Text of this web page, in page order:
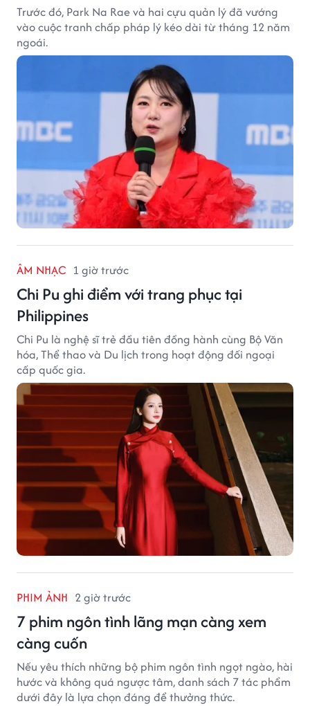
Trước đó, Park Na Rae và hai cựu quản lý đã vướng
vào cuộc tranh chấp pháp lý kéo dài từ tháng 12 năm
ngoái.
ÂM NHẠC 1 giờ trước
Chi Pu ghi điểm với trang phục tại
Philippines
Chi Pu là nghệ sĩ trẻ đầu tiên đồng hành cùng Bộ Văn
hóa, Thể thao và Du lịch trong hoạt động đối ngoại
cấp quốc gia.
PHIM ẢNH 2 giờ trước
7 phim ngôn tình lãng mạn càng xem
càng cuốn
Nếu yêu thích những bộ phim ngôn tình ngọt ngào, hài
hước và không quá ngược tâm, danh sách 7 tác phẩm
dưới đây là lựa chọn đáng để thưởng thức.